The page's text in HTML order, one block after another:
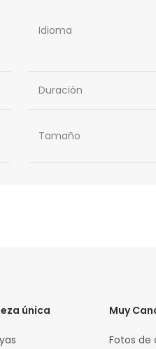
Idioma
Duración
Tamaño
única Muy
Fotos de